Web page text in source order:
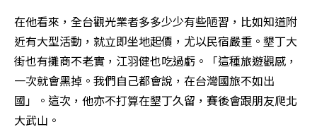
在他看來，全台觀光業者多多少少有些陋習，比如知道附
近有大型活動，就立即坐地起價，尤以民宿嚴重。墾丁大
街也有攤商不老實，江羽健也吃過虧。「這種旅遊觀感，
一次就會黑掉。我們自己都會說，在台灣國旅不如出
國」。這次，他亦不打算在墾丁久留，賽後會跟朋友爬北
大武山。